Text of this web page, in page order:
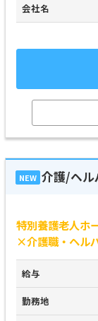
会社名
NEW 介護/ヘル
特別養護老人ホ
×介護職・ヘル
給与
勤務地